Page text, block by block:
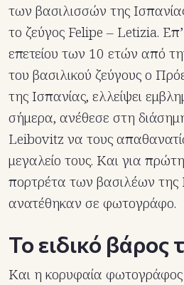
των βασιλισσών της
το ζεύγος Felipe – Letizia.
επετείου των 10 ετών από
του βασιλικού ζεύγους o
της Ισπανίας, ελλείψει
σήμερα, ανέθεσε στη
Leibovitz να τους
μεγαλείο τους. Και για
πορτρέτα των βασιλέων της
ανατέθηκαν σε φωτογράφο.
Το ειδικό βάρος
Και η κορυφαία